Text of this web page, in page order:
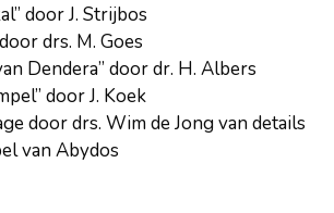
door J. Strijbos
drs. M. Goes
Dendera” door dr. H. Albers
door J. Koek
door drs. Wim de Jong van details
van Abydos